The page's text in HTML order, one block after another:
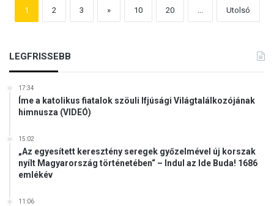
1 2 3 » 10 20 ... Utolsó
LEGFRISSEBB
17:34
Íme a katolikus fiatalok szöuli Ifjúsági Világtalálkozójának
himnusza (VIDEÓ)
15:02
„Az egyesített keresztény seregek győzelmével új korszak
nyílt Magyarország történetében“ – Indul az Ide Buda! 1686
emlékév
11:06